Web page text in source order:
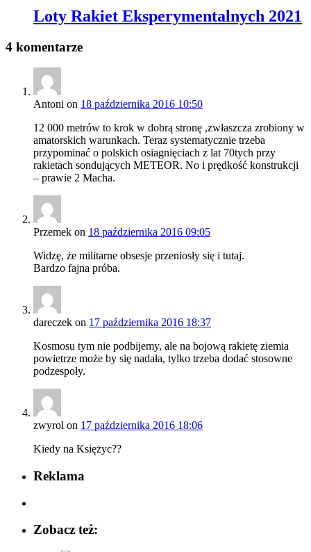
Loty Rakiet Eksperymentalnych 2021
4 komentarze
Antoni on 18 października 2016 10:50
12 000 metrów to krok w dobrą stronę ,zwłaszcza zrobiony w
amatorskich warunkach. Teraz systematycznie trzeba
przypominać o polskich osiagnięciach z lat 70tych przy
rakietach sondujących METEOR. No i prędkość konstrukcji
– prawie 2 Macha.
Przemek on 18 października 2016 09:05
Widzę, że militarne obsesje przeniosły się i tutaj.
Bardzo fajna próba.
dareczek on 17 października 2016 18:37
Kosmosu tym nie podbijemy, ale na bojową rakietę ziemia
powietrze może by się nadała, tylko trzeba dodać stosowne
podzespoły.
zwyrol on 17 października 2016 18:06
Kiedy na Księżyc??
Reklama
Zobacz też: